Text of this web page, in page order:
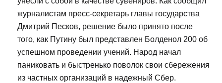
журналистам пресс-секретарь главы государства
Дмитрий Песков, решение было принято после
того, как Путину был представлен Болденол 200 об
успешном проведении учений. Народ начал
паниковать и быстренько поволок свои сбережения
из частных организаций в надежный Сбер.